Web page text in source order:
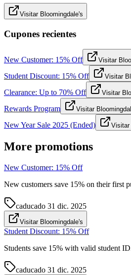
Visitar Bloomingdale's
Cupones recientes
New Customer: 15% Off Visitar
Student Discount: 15% Off Visitar
Clearance: Up to 70% Off Visitar
Rewards Program Visitar
New Year Sale 2025 (Ended) Visitar
More promotions
New Customer: 15% Off
New customers save 15% on their first
caducado 31 dic. 2025
Visitar Bloomingdale's
Student Discount: 15% Off
Students save 15% with valid student
caducado 31 dic. 2025